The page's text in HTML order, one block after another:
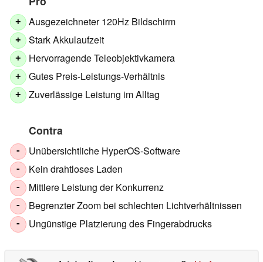
+ Ausgezeichneter 120Hz Bildschirm
+ Stark Akkulaufzeit
+ Hervorragende Teleobjektivkamera
+ Gutes Preis-Leistungs-Verhältnis
+ Zuverlässige Leistung im Alltag
Contra
- Unübersichtliche HyperOS-Software
- Kein drahtloses Laden
- Mittlere Leistung der Konkurrenz
- Begrenzter Zoom bei schlechten Lichtverhältnissen
- Ungünstige Platzierung des Fingerabdrucks